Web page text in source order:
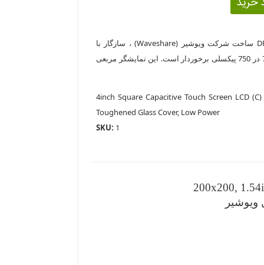
ال سی دی 4 اینچی با ورودی تصویر DPI ساخت شرکت ویوشیر (Waveshare) ، سازگار با
بردهای رزبری که از رزولوشن تصویر 750 در 750 پیکسلی برخوردار است. این نمایشگر مربعی
4inch Square Capacitive Touch Screen LCD
Toughened Glass Cover, Low Power
SKU: 1
200x200,